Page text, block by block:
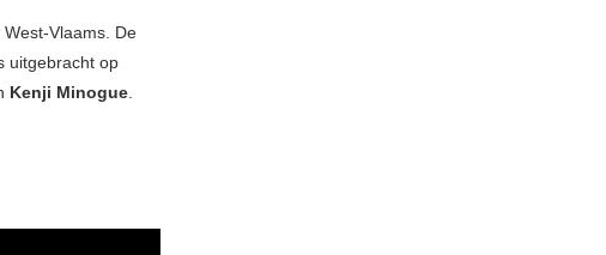
West-Vlaams. De
uitgebracht op
Kenji Minogue